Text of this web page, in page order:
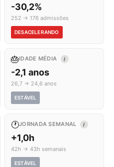
-30,2%
252 → 176 admissões
DESACELERANDO
🎂IDADE MÉDIA I
-2,1 anos
26,7 → 24,6 anos
ESTÁVEL
🕐JORNADA SEMANAL I
+1,0h
42h → 43h semanais
ESTÁVEL